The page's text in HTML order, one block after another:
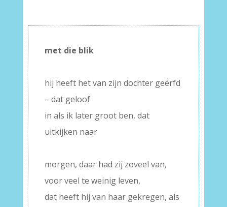
met die blik
hij heeft het van zijn dochter geërfd
– dat geloof
in als ik later groot ben, dat
uitkijken naar
morgen, daar had zij zoveel van,
voor veel te weinig leven,
dat heeft hij van haar gekregen, als